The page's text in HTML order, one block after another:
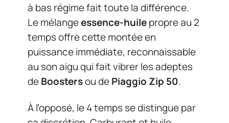
à bas régime fait toute la différence.
Le mélangeessence-huilepropre au 2
temps offre cette montée en
puissance immédiate, reconnaissable
au son aigu qui fait vibrer les adeptes
deBoostersou dePiaggio Zip 50.
À l’opposé, le 4 temps se distingue par